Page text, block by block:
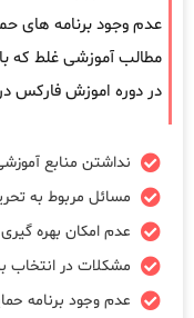
عدم وجود برنامه های
مطالب آموزشی غلط که
در دوره اموزش فارکس در
نداشتن منابع
مسائل مربوط به
عدم امکان بهره
مشکلات در انتخاب
عدم وجود برنامه